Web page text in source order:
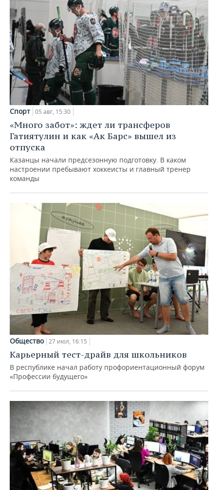
Спорт 05 авг, 15:30
«Много забот»: ждет ли трансферов
Гатиятулин и как «Ак Барс» вышел из
отпуска
Казанцы начали предсезонную подготовку. В каком
настроении пребывают хоккеисты и главный тренер
команды
Общество 27 июл, 16:15
Карьерный тест-драйв для школьников
В республике начал работу профориентационный форум
«Профессии будущего»